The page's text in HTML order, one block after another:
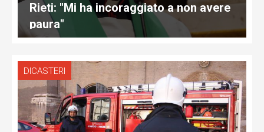
Rieti: "Mi ha incoraggiato a non avere
paura"
DICASTERI